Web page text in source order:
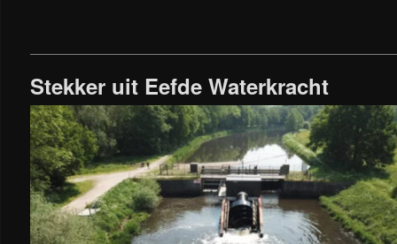
Stekker uit Eefde Waterkracht